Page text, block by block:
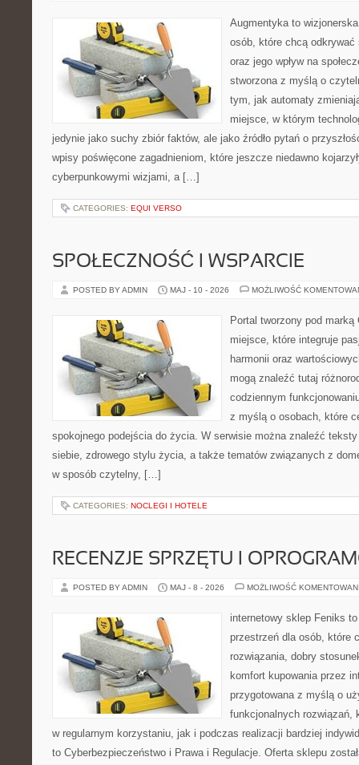
Augmentyka to
osób, które chcą
oraz jego wpływ na
stworzona z myślą o
tym, jak automaty
miejsce, w którym
jedynie jako suchy zbiór faktów, ale jako źródło pytań o
wpisy poświęcone zagadnieniom, które jeszcze niedawno
cyberpunkowymi wizjami, a […]
CATEGORIES: EQUI VERSO
SPOŁECZNOŚĆ I WSPARCIE
POSTED BY ADMIN MAJ - 10 - 2026 MOŻLIWOŚĆ
Portal tworzony pod
miejsce, które integruje
harmonii oraz
mogą znaleźć tutaj
codziennym
z myślą o osobach, które
spokojnego podejścia do życia. W serwisie można znaleźć
siebie, zdrowego stylu życia, a także tematów związanych z
w sposób czytelny, […]
CATEGORIES: NOCLEGI I HOTELE
RECENZJE SPRZĘTU I
POSTED BY ADMIN MAJ - 8 - 2026 MOŻLIWOŚĆ
internetowy sklep Feniks
przestrzeń dla osób, które
rozwiązania, dobry
komfort kupowania przez
przygotowana z myślą o
funkcjonalnych rozwiązań,
w regularnym korzystaniu, jak i podczas realizacji bardziej
to Cyberbezpieczeństwo i Prawa i Regulacje. Oferta sklepu